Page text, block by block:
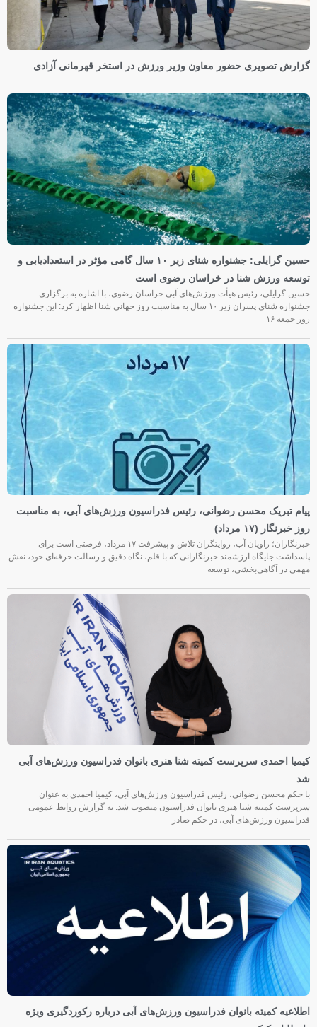
گزارش تصویری حضور معاون وزیر ورزش در استخر قهرمانی آزادی
حسین گرایلی: جشنواره شنای زیر ۱۰ سال گامی مؤثر در استعدادیابی و
توسعه ورزش شنا در خراسان رضوی است
حسین گرایلی، رئیس هیأت ورزش‌های آبی خراسان رضوی، با اشاره به برگزاری
جشنواره شنای پسران زیر ۱۰ سال به مناسبت روز جهانی شنا اظهار کرد: این جشنواره
روز جمعه‌ ۱۶
پیام تبریک محسن رضوانی، رئیس فدراسیون ورزش‌های آبی، به مناسبت
روز خبرنگار (۱۷ مرداد)
خبرنگاران؛ راویان آب، روایتگران تلاش و پیشرفت ۱۷ مرداد، فرصتی است برای
پاسداشت جایگاه ارزشمند خبرنگارانی که با قلم، نگاه دقیق و رسالت حرفه‌ای خود، نقش
مهمی در آگاهی‌بخشی، توسعه
کیمیا احمدی سرپرست کمیته شنا هنری بانوان فدراسیون ورزش‌های آبی
شد
با حکم محسن رضوانی، رئیس فدراسیون ورزش‌های آبی، کیمیا احمدی به عنوان
سرپرست کمیته شنا هنری بانوان فدراسیون منصوب شد. به گزارش روابط عمومی
فدراسیون ورزش‌های آبی، در حکم صادر
اطلاعیه کمیته بانوان فدراسیون ورزش‌های آبی درباره رکوردگیری ویژه